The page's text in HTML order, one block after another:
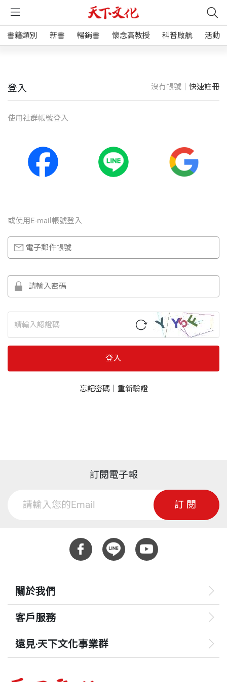
書籍類別 新書 暢銷書 懷念高教授 科普啟航 活動
登入 沒有帳號｜ 快速註冊
使⽤社群帳號登入
或使⽤E-mail帳號登入
登入
忘記密碼｜ 重新驗證
訂閱電子報
訂閱
關於我們
客戶服務
遠見‧天下文化事業群